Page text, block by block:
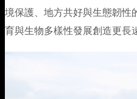
境保護、地方共好與生態韌性
育與生物多樣性發展創造更長